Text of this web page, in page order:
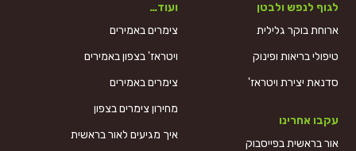
לגוף לנפש ולבטן
ארוחת בוקר גלילית
טיפולי בריאות ופינוק
סדנאת יצירת ויטראז'
עקבו אחרינו
אור בראשית בפייסבוק
ועוד…
צימרים באמירים
ויטראז' בצפון באמירים
צימרים באמירים
מחירון צימרים בצפון
איך מגיעים לאור בראשית